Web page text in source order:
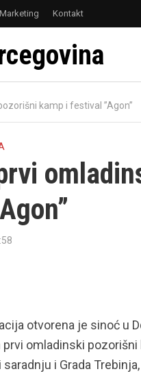
Marketing Kontakt
kamp i festival ”Agon”
otvorena je sinoć u
omladinski
i Grada